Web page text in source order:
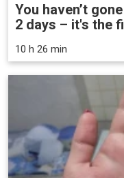
You haven’t
2 days – it's the
10 h 26 min